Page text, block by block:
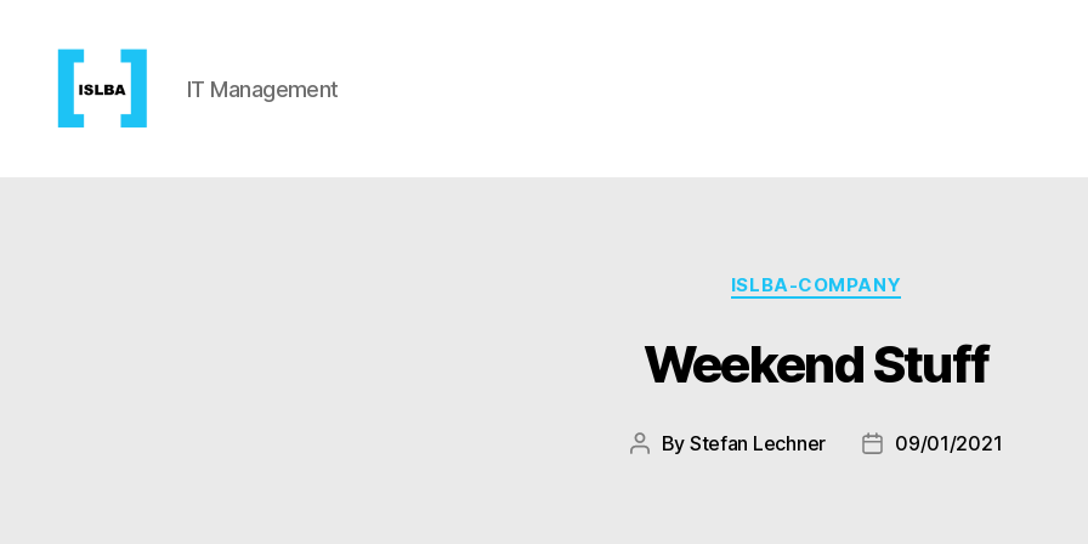
IT Management
Categories
ISLBA-COMPANY
Weekend Stuff
Post
By Stefan Lechner
Post09/01/2021